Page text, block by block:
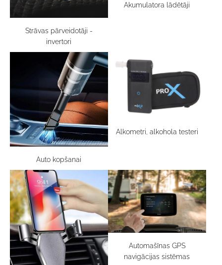
Strāvas pārveidotāji -
invertori
Akumulatora lādētāji
Auto kopšanai
Alkometri, alkohola testeri
Automašīnas GPS
navigācijas sistēmas